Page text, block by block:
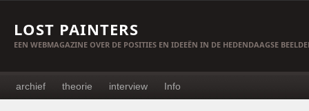
LOST PAINTERS
EEN WEBMAGAZINE OVER DE POSITIES EN IDEEËN IN DE HEDENDAAGSE
archief theorie interview Info